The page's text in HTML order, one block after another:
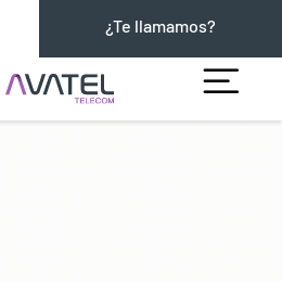
¿Te llamamos?